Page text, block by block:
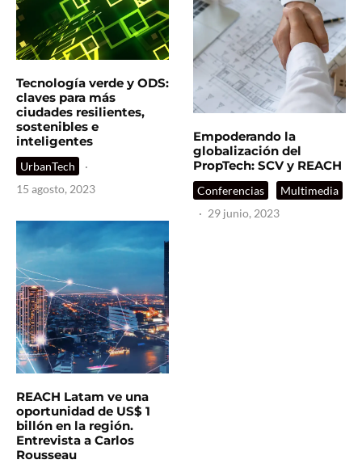
Tecnología verde y ODS:
claves para más
ciudades resilientes,
sostenibles e
inteligentes
UrbanTech
·
15 agosto, 2023
REACH Latam ve una
oportunidad de US$ 1
billón en la región.
Entrevista a Carlos
Rousseau
Empoderando la
globalización del
PropTech: SCV y REACH
Conferencias
Multimedia
· 29 junio, 2023